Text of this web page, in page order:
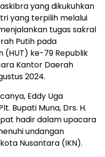
yang dikukuhkan
yang terpilih melalui
tugas sakral
Putih pada
(HUT) ke-79 Republik
Kantor Daerah
2024.
Eddy Uga
Bupati Muna, Drs. H.
hadir dalam upacara
undangan
Nusantara (IKN).